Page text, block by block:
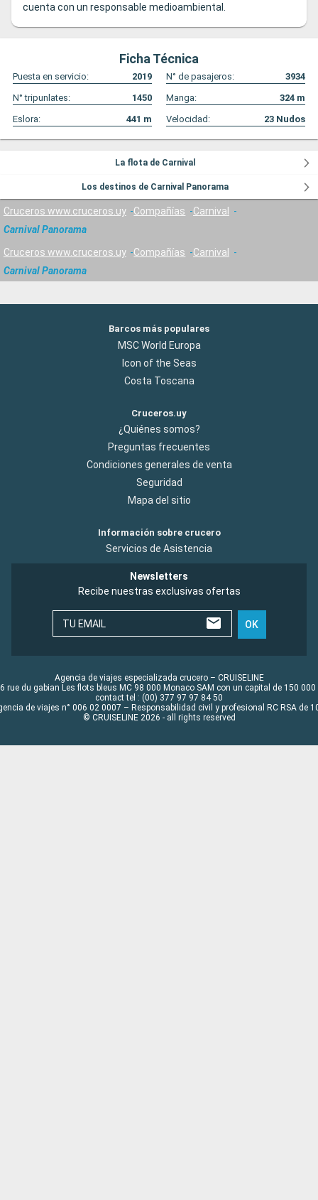
cuenta con un responsable medioambiental.
Ficha Técnica
Puesta en servicio: 2019 N° de pasajeros:
3934
N° tripunlates:
1450 Manga: 324 m
Eslora:
441 m Velocidad: 23 Nudos
La flota de Carnival
Los destinos de Carnival Panorama
Cruceros www.cruceros.uy Compañías
Carnival
Carnival Panorama
Cruceros www.cruceros.uy Compañías
Carnival
Carnival Panorama
Barcos más populares
MSC World Europa
Icon of the Seas
Costa Toscana
Cruceros.uy
¿Quiénes somos?
Preguntas frecuentes
Condiciones generales de venta
Seguridad
Mapa del sitio
Información sobre crucero
Servicios de Asistencia
Newsletters
Recibe nuestras exclusivas ofertas
TU EMAIL OK
Agencia de viajes especializada crucero – CRUISELINE
rue du gabian Les flots bleus MC 98 000 Monaco SAM con un capital de 150 000
contact tel : (00) 377 97 97 84 50
de viajes n° 006 02 0007 – Responsabilidad civil y profesional RC RSA de
© CRUISELINE 2026 - all rights reserved